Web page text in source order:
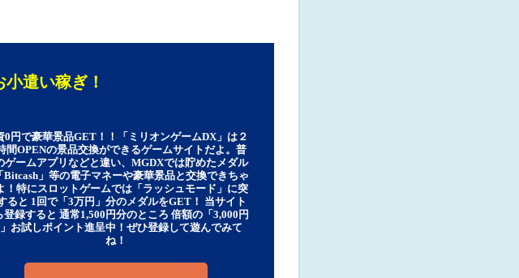
遣い稼ぎ！
0円で豪華景品GET！！「ミリオンゲームDX」は２
間OPENの景品交換ができるゲームサイトだよ。普
ゲームアプリなどと違い、MGDXでは貯めたメダル
Bitcash」等の電子マネーや豪華景品と交換できちゃ
！特にスロットゲームでは「ラッシュモード」に突
ると 1回で「3万円」分のメダルをGET！ 当サイト
登録すると 通常1,500円分のところ 倍額の「3,000円
お試しポイント進呈中！ぜひ登録して遊んでみて
ね！